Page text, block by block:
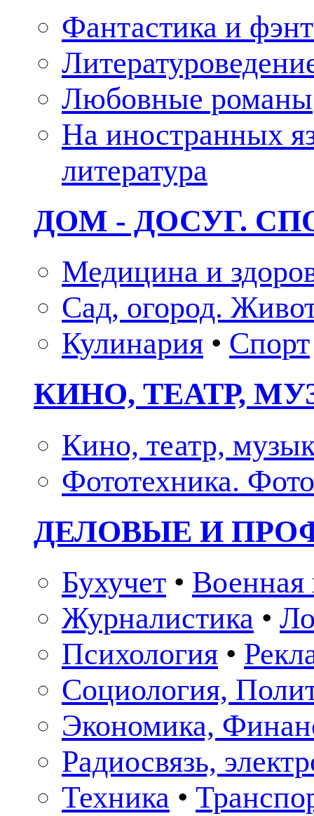
Фантастика и
Любовные романы
На иностранных
литература
ДОМ - ДОСУГ.
Медицина и
Сад, огород.
Кулинария • Спорт
КИНО, ТЕАТР,
Кино, театр,
Фототехника.
ДЕЛОВЫЕ И
Бухучет • Военная
Журналистика •
Психология •
Социология,
Экономика,
Радиосвязь,
Техника •